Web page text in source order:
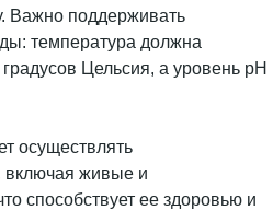
Важно поддерживать
температура должна
Цельсия, а уровень pH
осуществлять
включая живые и
способствует ее здоровью и